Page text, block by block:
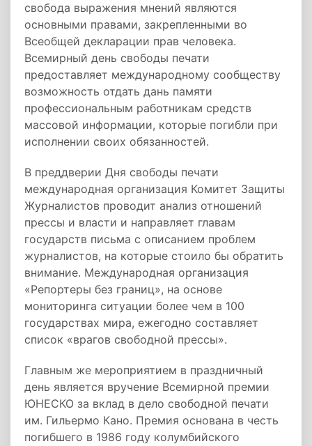
свобода выражения мнений являются
основными правами, закрепленными во
Всеобщей декларации прав человека.
Всемирный день свободы печати
предоставляет международному сообществу
возможность отдать дань памяти
профессиональным работникам средств
массовой информации, которые погибли при
исполнении своих обязанностей.
В преддверии Дня свободы печати
международная организация Комитет Защиты
Журналистов проводит анализ отношений
прессы и власти и направляет главам
государств письма с описанием проблем
журналистов, на которые стоило бы обратить
внимание. Международная организация
«Репортеры без границ», на основе
мониторинга ситуации более чем в 100
государствах мира, ежегодно составляет
список «врагов свободной прессы».
Главным же мероприятием в праздничный
день является вручение Всемирной премии
ЮНЕСКО за вклад в дело свободной печати
им. Гильермо Кано. Премия основана в честь
погибшего в 1986 году колумбийского